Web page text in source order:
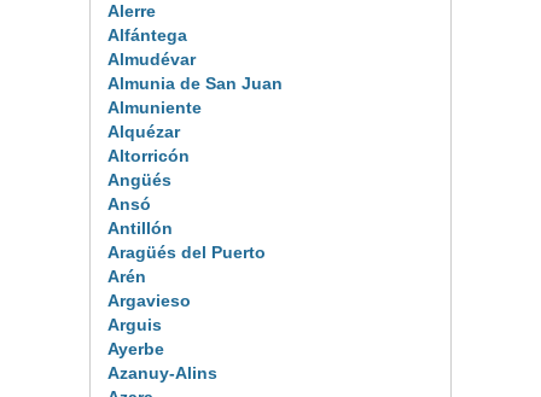
Alerre
Alfántega
Almudévar
Almunia de San Juan
Almuniente
Alquézar
Altorricón
Angüés
Ansó
Antillón
Aragüés del Puerto
Arén
Argavieso
Arguis
Ayerbe
Azanuy-Alins